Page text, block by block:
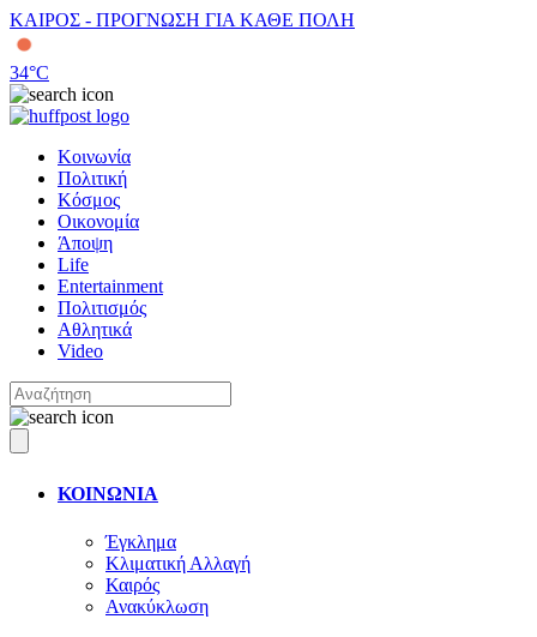
ΚΑΙΡΟΣ - ΠΡΟΓΝΩΣΗ ΓΙΑ ΚΑΘΕ ΠΟΛΗ
34°C
Κοινωνία
Πολιτική
Κόσμος
Οικονομία
Άποψη
Life
Entertainment
Πολιτισμός
Αθλητικά
Video
ΚΟΙΝΩΝΙΑ
Έγκλημα
Κλιματική Αλλαγή
Καιρός
Ανακύκλωση